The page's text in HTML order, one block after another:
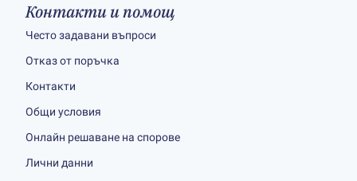
Контакти и помощ
Често задавани въпроси
Отказ от поръчка
Контакти
Общи условия
Онлайн решаване на спорове
Лични данни